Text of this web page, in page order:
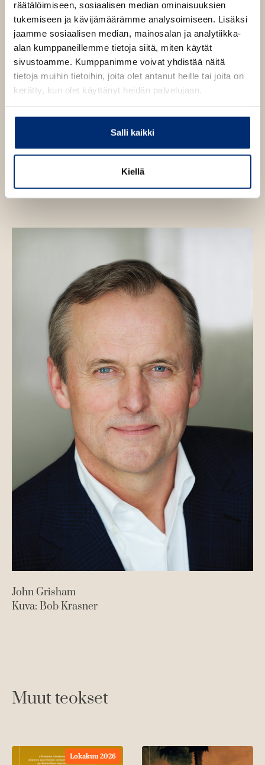
räätälöimiseen, sosiaalisen median ominaisuuksien
tukemiseen ja kävijämäärämme analysoimiseen. Lisäksi
jaamme sosiaalisen median, mainosalan ja analytiikka-
alan kumppaneillemme tietoja siitä, miten käytät
sivustoamme. Kumppanimme voivat yhdistää näitä
tietoja muihin tietoihin, joita olet antanut heille tai joita on
kerätty, kun olet käyttänyt heidän palvelujaan.
Salli kaikki
Kiellä
on saanut Yhdysvaltain kongressin
kirjallisuuspalkinnon ja kahdesti Harper Leen
palkinnon lakiaiheisesta fiktiosta. Hän tutkii
romaaneissaan usein oikeusjärjestelmän sisäisiä
ongelmakohtia. Grisham asuu maatilalla Virginiassa.
J
o
G
r
h
John Grisham
Kuva: Bob Krasner
Muut teokset
Lokakuu 2026